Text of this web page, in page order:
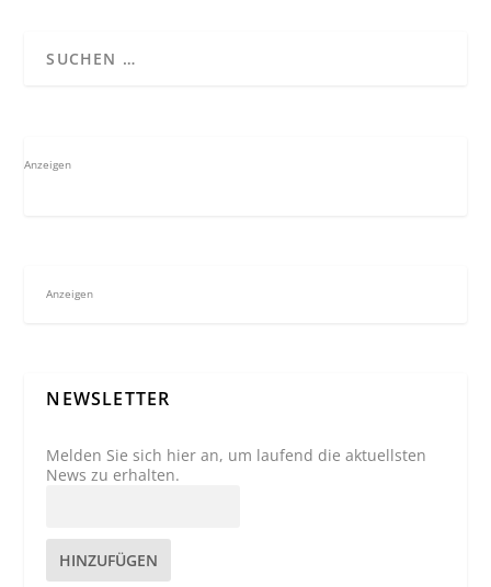
Anzeigen
Anzeigen
NEWSLETTER
Melden Sie sich hier an, um laufend die aktuellsten
News zu erhalten.
HINZUFÜGEN